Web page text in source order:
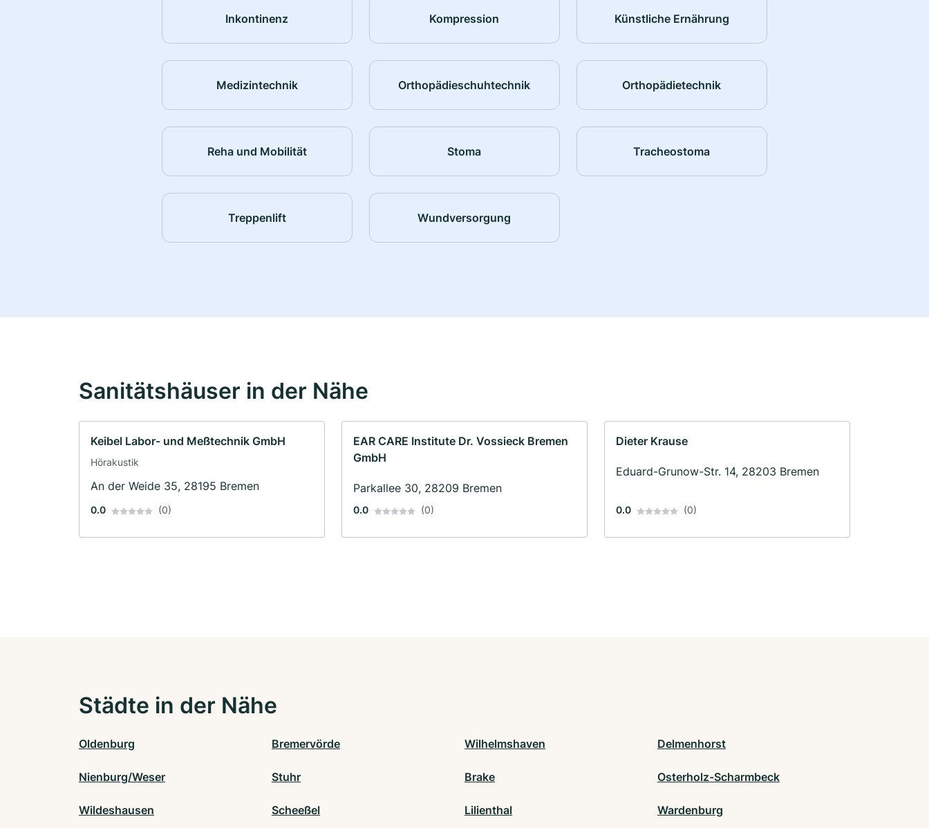
Inkontinenz Kompression Künstliche Ernährung
Medizintechnik Orthopädieschuhtechnik Orthopädietechnik
Reha und Mobilität Stoma Tracheostoma
Treppenlift Wundversorgung
Sanitätshäuser in der Nähe
Keibel Labor- und Meßtechnik GmbH
Hörakustik
An der Weide 35, 28195 Bremen
0.0 (0)
EAR CARE Institute Dr. Vossieck Bremen
GmbH
Parkallee 30, 28209 Bremen
0.0 (0)
Dieter Krause
Eduard-Grunow-Str. 14, 28203 Bremen
0.0 (0)
Städte in der Nähe
Oldenburg Bremervörde Wilhelmshaven Delmenhorst
Nienburg/Weser Stuhr Brake Osterholz-Scharmbeck
Wildeshausen Scheeßel Lilienthal Wardenburg